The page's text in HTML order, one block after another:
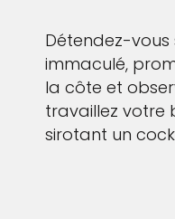
Détendez-
immaculé,
la côte et
travaillez votre
sirotant un